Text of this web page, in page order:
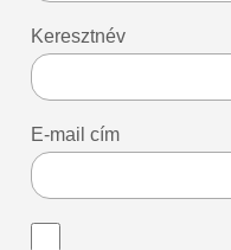
Keresztnév
E-mail cím